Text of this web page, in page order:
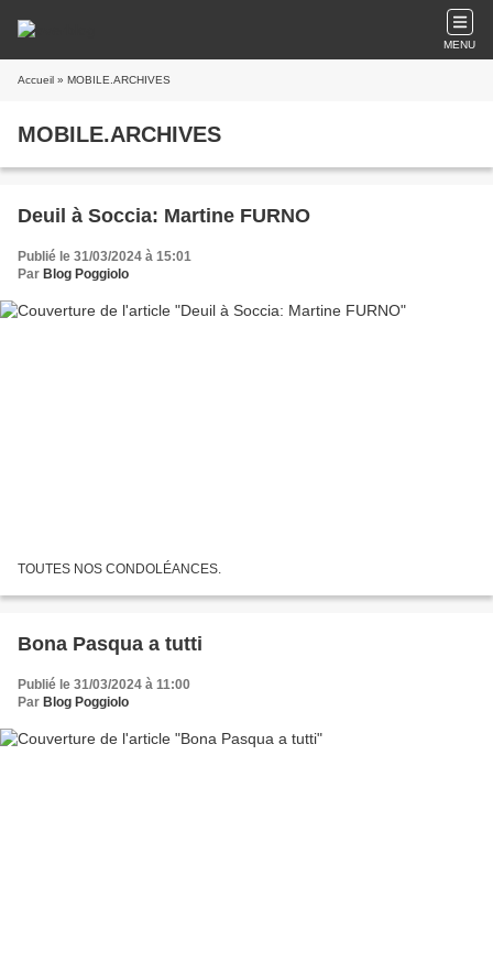
MENU
Accueil » MOBILE.ARCHIVES
MOBILE.ARCHIVES
Deuil à Soccia: Martine FURNO
Publié le 31/03/2024 à 15:01
Par Blog Poggiolo
TOUTES NOS CONDOLÉANCES.
Bona Pasqua a tutti
Publié le 31/03/2024 à 11:00
Par Blog Poggiolo